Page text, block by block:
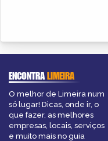
ENCONTRALIMEIRA
O melhor de Limeira num
só lugar! Dicas, onde ir, o
que fazer, as melhores
empresas, locais, serviços
e muito mais no guia